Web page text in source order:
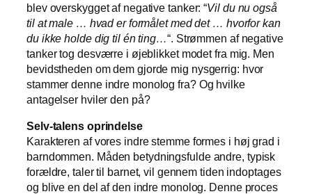
blev overskygget af negative tanker: “Vil du nu også
til at male … hvad er formålet med det … hvorfor kan
du ikke holde dig til én ting…“. Strømmen af negative
tanker tog desværre i øjeblikket modet fra mig. Men
bevidstheden om dem gjorde mig nysgerrig: hvor
stammer denne indre monolog fra? Og hvilke
antagelser hviler den på?
Selv-talens oprindelse
Karakteren af vores indre stemme formes i høj grad i
barndommen. Måden betydningsfulde andre, typisk
forældre, taler til barnet, vil gennem tiden indoptages
og blive en del af den indre monolog. Denne proces